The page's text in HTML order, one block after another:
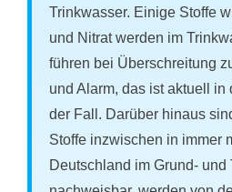
Trinkwasser. Einige Stoffe
und Nitrat werden im
führen bei Überschreitung
und Alarm, das ist aktuell in
der Fall. Darüber hinaus
Stoffe inzwischen in immer
Deutschland im Grund- und